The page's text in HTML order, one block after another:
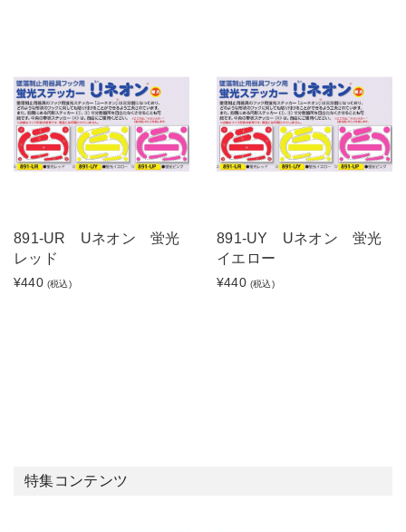
891-UR Uネオン 蛍光
レッド
¥440 (税込)
891-UY Uネオン 蛍光
イエロー
¥440 (税込)
特集コンテンツ